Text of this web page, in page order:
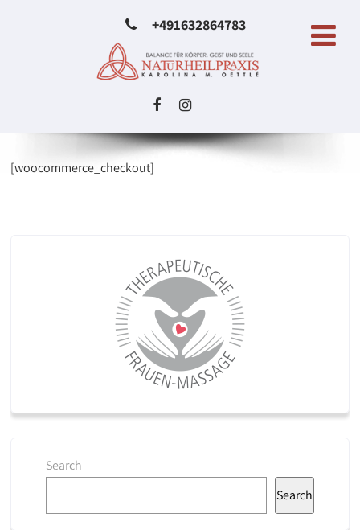
+491632864783
[woocommerce_checkout]
Search
Search